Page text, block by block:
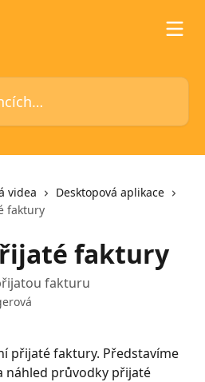
videa
Desktopová aplikace
faktury
faktury
fakturu
přijaté faktury. Představíme
náhled průvodky přijaté